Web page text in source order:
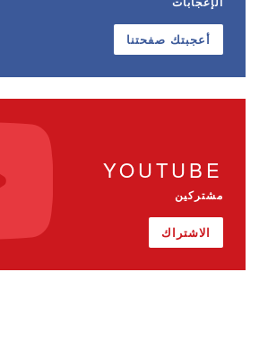
أعجبتك صفحتنا
YOUTUBE
مشتركين
الاشتراك